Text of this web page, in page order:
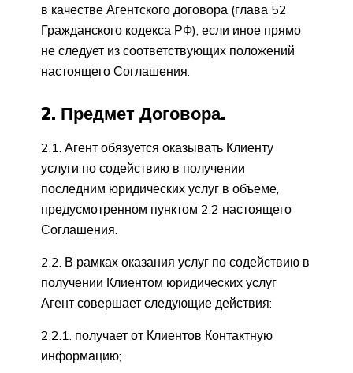
в качестве Агентского договора (глава 52
Гражданского кодекса РФ), если иное прямо
не следует из соответствующих положений
настоящего Соглашения.
2. Предмет Договора.
2.1. Агент обязуется оказывать Клиенту
услуги по содействию в получении
последним юридических услуг в объеме,
предусмотренном пунктом 2.2 настоящего
Соглашения.
2.2. В рамках оказания услуг по содействию в
получении Клиентом юридических услуг
Агент совершает следующие действия:
2.2.1. получает от Клиентов Контактную
информацию;